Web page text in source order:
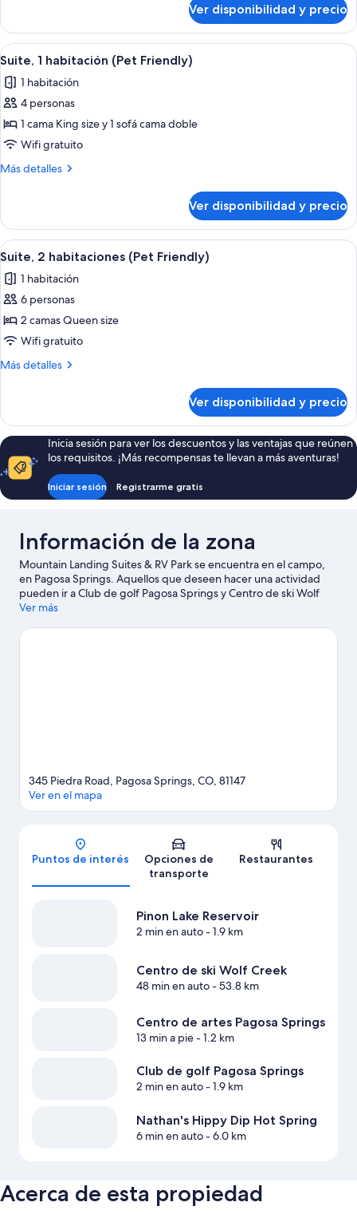
2
habitaciones
Ver disponibilidad y precio
Ver
todas
las
fotos
de
Suite,
1
Friendly)
Un espacio habitable compacto con
3
Suite, 1 habitación (Pet Friendly)
1 habitación
4 personas
1 cama King size y 1 sofá cama doble
Wifi gratuito
Más detalles
Más
1
habitación
(Pet
Ver disponibilidad y precio
Ver
todas
las
fotos
de
Suite,
2
Friendly)
Una sala de estar con un sofá gris,
4
Suite, 2 habitaciones (Pet Friendly)
1 habitación
6 personas
2 camas Queen size
Wifi gratuito
Más detalles
Más
2
habitaciones
(Pet
Friendly)
Ver disponibilidad y precio
Inicia sesión para ver los descuentos y las ventajas que reúnen
los requisitos. ¡Más recompensas te llevan a más aventuras!
Iniciar sesión Registrarme gratis
Información de la zona
Mountain Landing Suites & RV Park se encuentra en el campo,
en Pagosa Springs. Aquellos que deseen hacer una actividad
pueden ir a Club de golf Pagosa Springs y Centro de ski Wolf
Creek, mientras que quienes quieran apreciar la belleza natural
Piedra River.
Ver más
Mapa
345 Piedra Road, Pagosa Springs, CO, 81147
Ver en el mapa
Puntos de interés
Opciones de
transporte
Restaurantes
Pinon Lake Reservoir
2 min en auto- 1.9 km
Centro de ski Wolf Creek
48 min en auto- 53.8 km
Centro de artes Pagosa Springs
13 min a pie- 1.2 km
Club de golf Pagosa Springs
2 min en auto- 1.9 km
Nathan's Hippy Dip Hot Spring
6 min en auto- 6.0 km
Acerca de esta propiedad